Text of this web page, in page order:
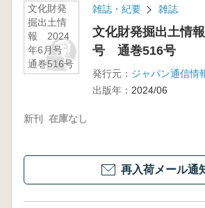
文化財発
掘出土情
報 2024
年6月号
通巻516号
雑誌・紀要 雑誌
文化財発掘出土情
号 通巻516号
発行元： ジャパン通信情
出版年： 2024/06
新刊 在庫なし
再入荷メール通